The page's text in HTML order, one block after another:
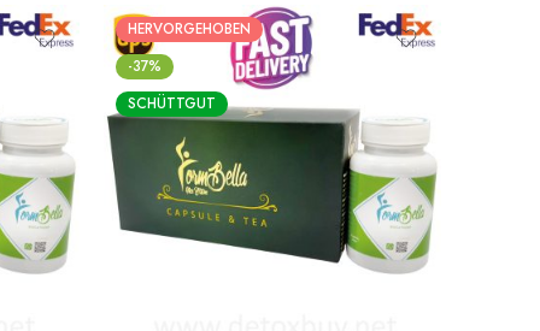
HERVORGEHOBEN
-37%
SCHÜTTGUT